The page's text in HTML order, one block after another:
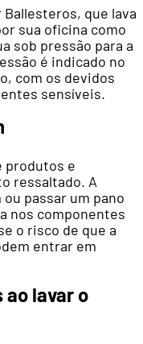
que lava
sua oficina como
sob pressão para a
é indicado no
com os devidos
sensíveis.
produtos e
ressaltado. A
passar um pano
nos componentes
o risco de que a
entrar em
ao lavar o